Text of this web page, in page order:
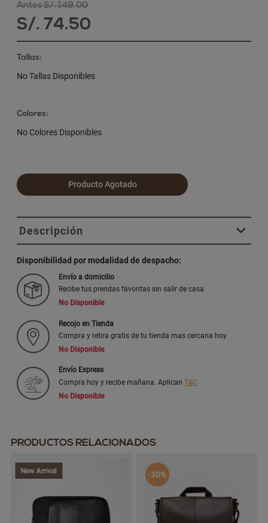
Antes S/. 149.00
S/. 74.50
Tallas:
No Tallas Disponibles
Colores:
No Colores Disponibles
Producto Agotado
Descripción
Disponibilidad por modalidad de despacho:
Envío a domicilio
Recibe tus prendas favoritas sin salir de casa
No Disponible
Recojo en Tienda
Compra y retira gratis de tu tienda mas cercana hoy
No Disponible
Envío Express
Compra hoy y recibe mañana. Aplican T&C
No Disponible
PRODUCTOS RELACIONADOS
New Arrival -30%